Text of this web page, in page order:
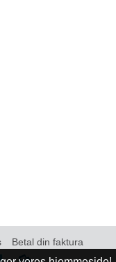
Betal din faktura